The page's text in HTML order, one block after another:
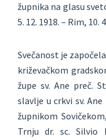
župnika na glasu
5. 12. 1918. – Rim, 10.
Svečanost je
križevačkom
župe sv. Ane preč.
slavlje u crkvi sv.
župnikom
Trnju dr. sc. Silvio